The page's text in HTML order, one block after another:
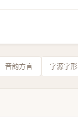
音韵方言 字源字形